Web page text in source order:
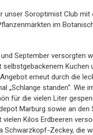
unser Soroptimist Club mit
im
September versorgten
Kuchen
erneut durch die
„Schlange standen“. Wie
für die vielen Liter
Marburg sowie an
Kilos Erdbeeren
Schwarzkopf-Zeckey, die